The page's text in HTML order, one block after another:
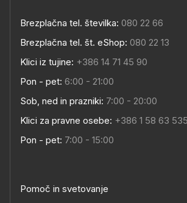
Brezplačna tel. številka: 080 22 66
Brezplačna tel. št. eShop: 080 22 13
Klici iz tujine: +386 14 71 45 90
Pon - pet: 6:00 - 21:00
Sob, ned in prazniki: 7:00 - 20:00
Klici za pravne osebe: +386 1 58 63 535
Pon - pet: 7:00 - 15:00
Pomoč in svetovanje